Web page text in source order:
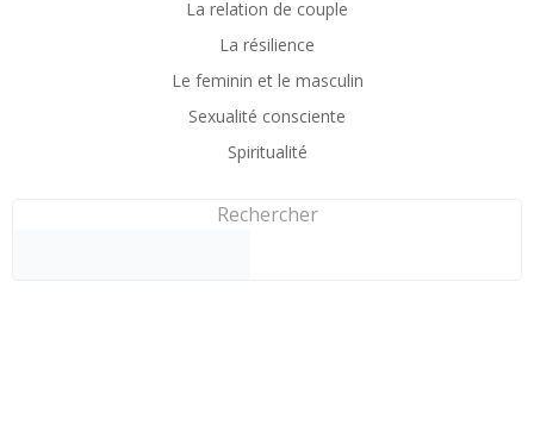
La relation de couple
La résilience
Le feminin et le masculin
Sexualité consciente
Spiritualité
Rechercher